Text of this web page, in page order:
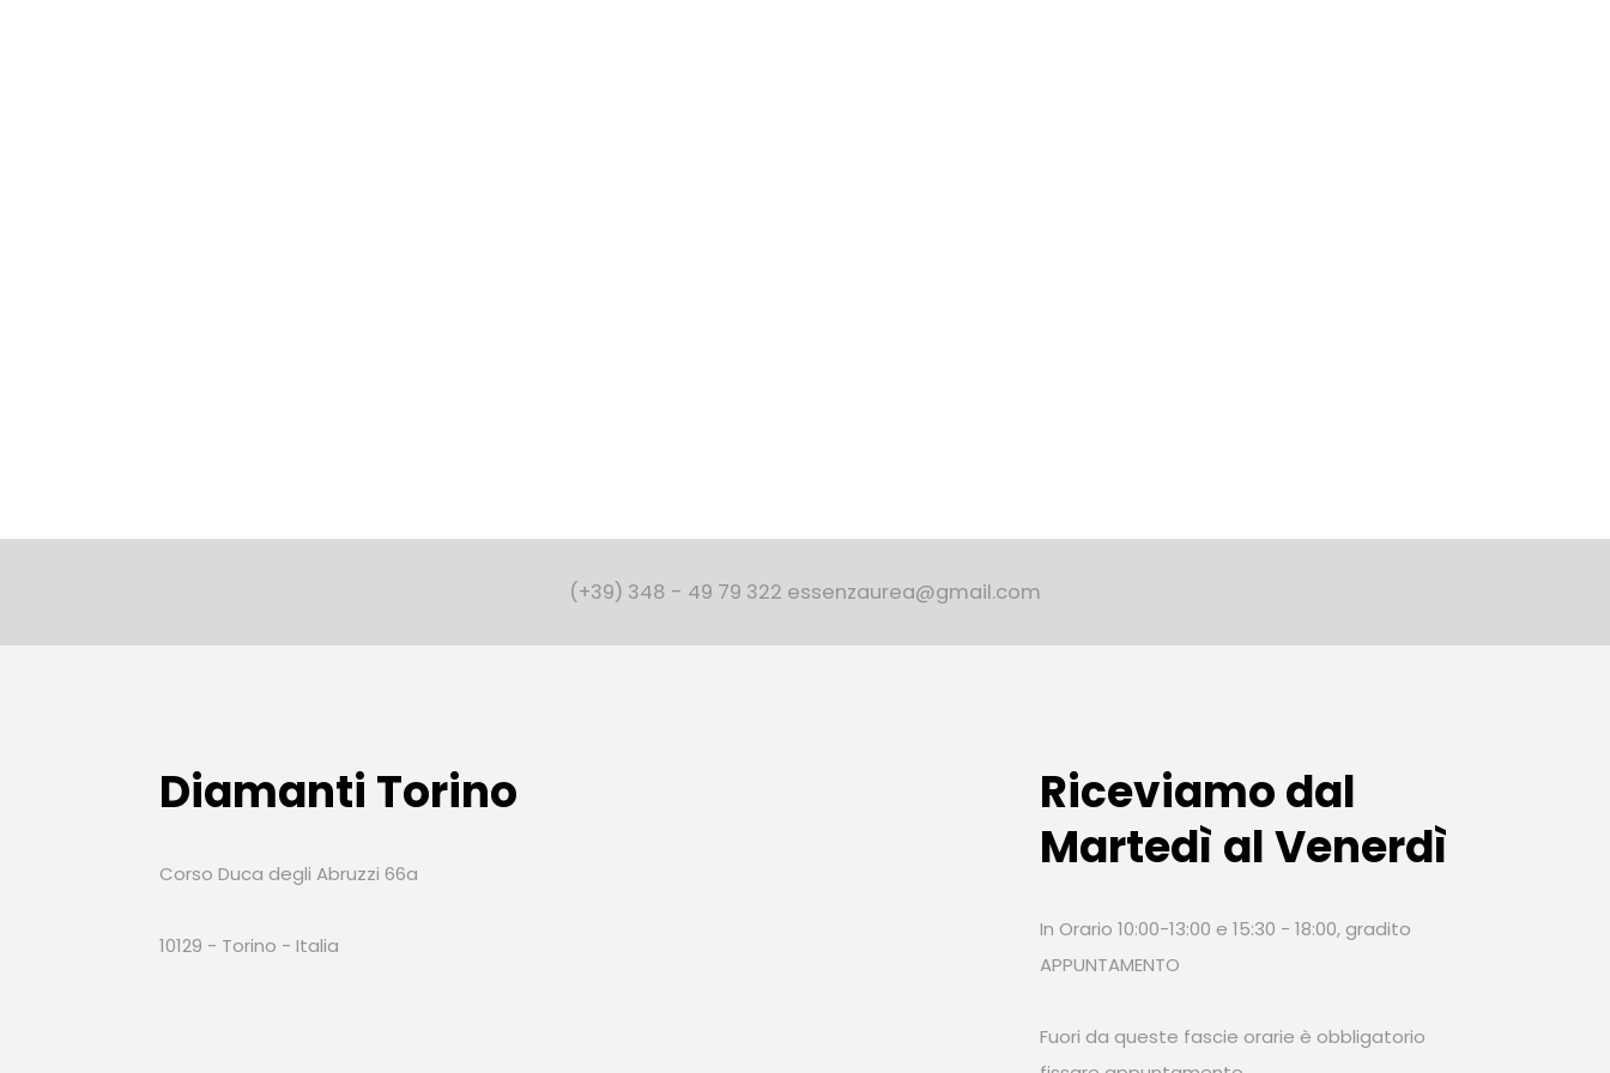
(+39) 348 - 49 79 322 essenzaurea@gmail.com
Diamanti Torino
Corso Duca degli Abruzzi 66a
10129 - Torino - Italia
Riceviamo dal
Martedì al Venerdì
In Orario 10:00-13:00 e 15:30 - 18:00, gradito
APPUNTAMENTO
Fuori da queste fascie orarie è obbligatorio